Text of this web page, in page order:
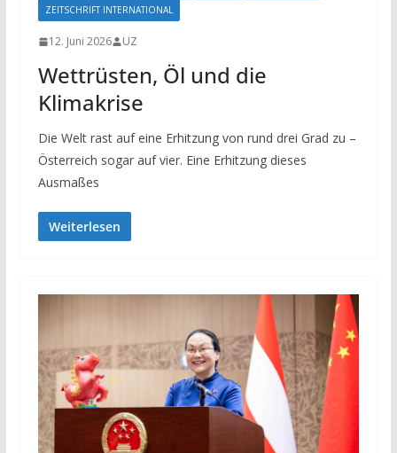
ZEITSCHRIFT INTERNATIONAL
12. Juni 2026 UZ
Wettrüsten, Öl und die
Klimakrise
Die Welt rast auf eine Erhitzung von rund drei Grad zu –
Österreich sogar auf vier. Eine Erhitzung dieses
Ausmaßes
Weiterlesen